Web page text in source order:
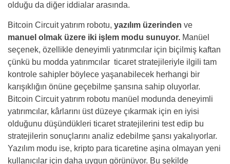
olduğu da diğer iddialar arasında.
Bitcoin Circuit yatırım robotu, yazılım üzerinden ve
manuel olmak üzere iki işlem modu sunuyor. Manüel
seçenek, özellikle deneyimli yatırımcılar için biçilmiş kaftan
çünkü bu modda yatırımcılar ticaret stratejileriyle ilgili tam
kontrole sahipler böylece yaşanabilecek herhangi bir
karışıklığın önüne geçebilme şansına sahip oluyorlar.
Bitcoin Circuit yatırım robotu manüel modunda deneyimli
yatırımcılar, kârlarını üst düzeye çıkarmak için en iyisi
olduğunu düşündükleri ticaret stratejilerini test edip bu
stratejilerin sonuçlarını analiz edebilme şansı yakalıyorlar.
Yazılım modu ise, kripto para ticaretine aşina olmayan yeni
kullanıcılar için daha uygun görünüyor. Bu şekilde